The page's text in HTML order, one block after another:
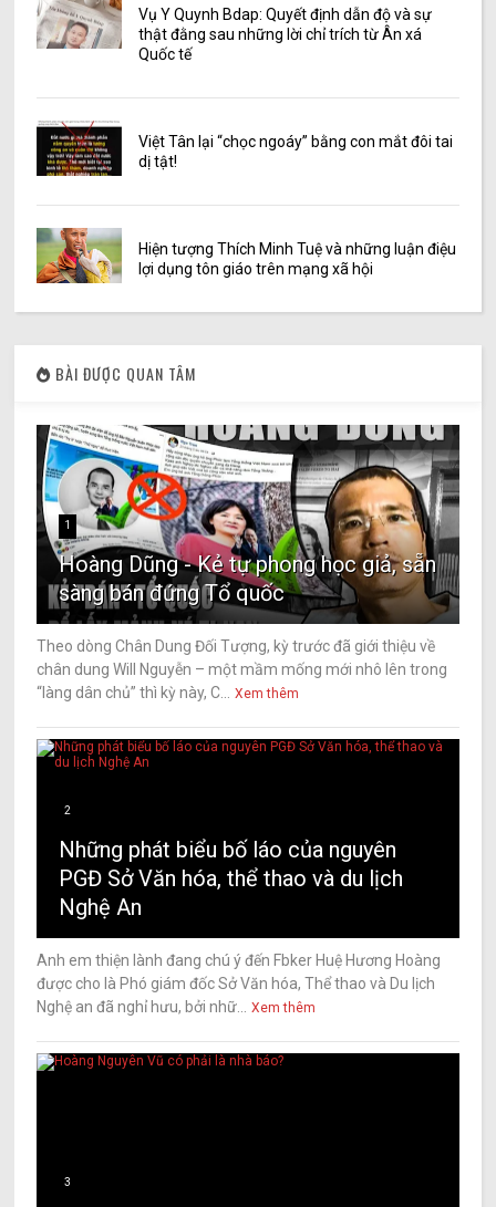
Vụ Y Quynh Bdap: Quyết định dẫn độ và sự
thật đằng sau những lời chỉ trích từ Ân xá
Quốc tế
Việt Tân lại “chọc ngoáy” bằng con mắt đôi tai
dị tật!
Hiện tượng Thích Minh Tuệ và những luận điệu
lợi dụng tôn giáo trên mạng xã hội
BÀI ĐƯỢC QUAN TÂM
1
Hoàng Dũng - Kẻ tự phong học giả, sẵn
sàng bán đứng Tổ quốc
Theo dòng Chân Dung Đối Tượng, kỳ trước đã giới thiệu về
chân dung Will Nguyễn – một mầm mống mới nhô lên trong
“làng dân chủ” thì kỳ này, C...
Xem thêm
2
Những phát biểu bố láo của nguyên
PGĐ Sở Văn hóa, thể thao và du lịch
Nghệ An
Anh em thiện lành đang chú ý đến Fbker Huệ Hương Hoàng
được cho là Phó giám đốc Sở Văn hóa, Thể thao và Du lịch
Nghệ an đã nghỉ hưu, bởi nhữ...
Xem thêm
3